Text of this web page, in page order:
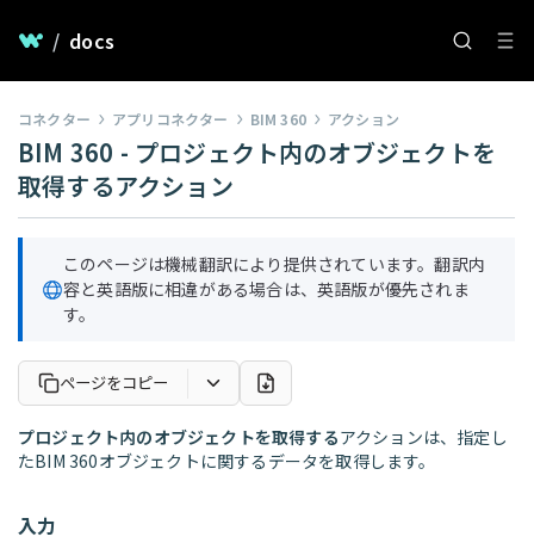
/ docs
コネクター アプリコネクター BIM 360 アクション
BIM 360 - プロジェクト内のオブジェクトを
取得するアクション
このページは機械翻訳により提供されています。翻訳内
容と英語版に相違がある場合は、英語版が優先されま
す。
ページをコピー
プロジェクト内のオブジェクトを取得するアクションは、指定し
たBIM 360オブジェクトに関するデータを取得します。
入力